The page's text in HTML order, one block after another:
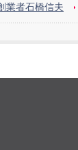
業者石橋信夫